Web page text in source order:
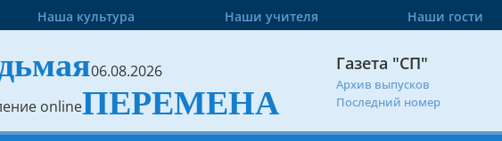
Наша культура Наши учителя Наши гости
06.08.2026
onlineПЕРЕМЕНА
Газета "СП"
Архив выпусков
Последний номер